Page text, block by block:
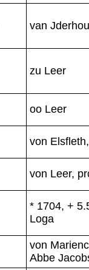
van
zu Leer
oo Leer
von
von Leer,
* 1704, +
Loga
von
Abbe